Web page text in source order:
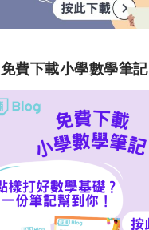
免費下載小學數學筆記